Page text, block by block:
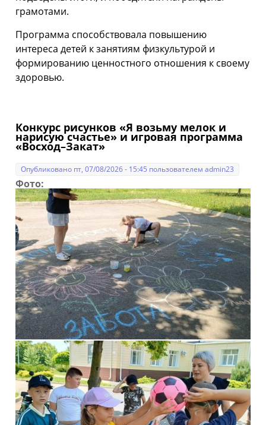
грамотами.
Программа способствовала повышению
интереса детей к занятиям физкультурой и
формированию ценностного отношения к своему
здоровью.
Конкурс рисунков «Я возьму мелок и
нарисую счастье» и игровая программа
«Восход–Закат»
Опубликовано пт, 07/08/2026 - 15:45 пользователемadmin23
Фото: